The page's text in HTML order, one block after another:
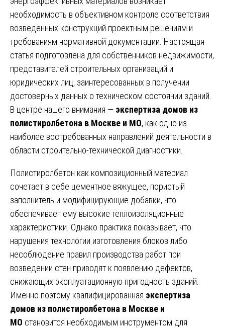
необходимость в объективном контроле соответствия
возведенных конструкций проектным решениям и
требованиям нормативной документации. Настоящая
статья подготовлена для собственников недвижимости,
представителей строительных организаций и
юридических лиц, заинтересованных в получении
достоверных данных о техническом состоянии зданий.
В центре нашего внимания — экспертиза домов из
полистиролбетона в Москве и МО, как одно из
наиболее востребованных направлений деятельности в
области строительно-технической диагностики.
Полистиролбетон как композиционный материал
сочетает в себе цементное вяжущее, пористый
заполнитель и модифицирующие добавки, что
обеспечивает ему высокие теплоизоляционные
характеристики. Однако практика показывает, что
нарушения технологии изготовления блоков либо
несоблюдение правил производства работ при
возведении стен приводят к появлению дефектов,
снижающих эксплуатационную пригодность зданий.
Именно поэтому квалифицированная экспертиза
домов из полистиролбетона в Москве и
МО становится необходимым инструментом для